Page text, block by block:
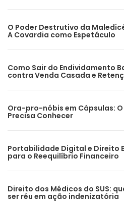
O Poder Destrutivo da
A Covardia como Espetáculo
Como Sair do Endividamento
contra Venda Casada e
Ora-pro-nóbis em Cápsulas:
Precisa Conhecer
Portabilidade Digital e Direito
para o Reequilíbrio Financeiro
Direito dos Médicos do SUS:
ser réu em ação indenizatória